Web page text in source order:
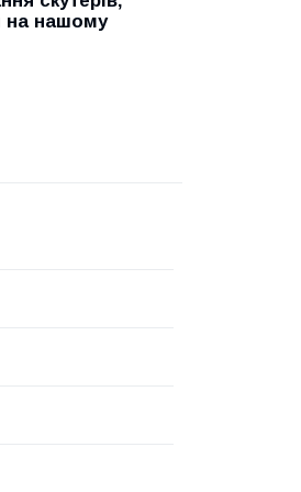
на нашому